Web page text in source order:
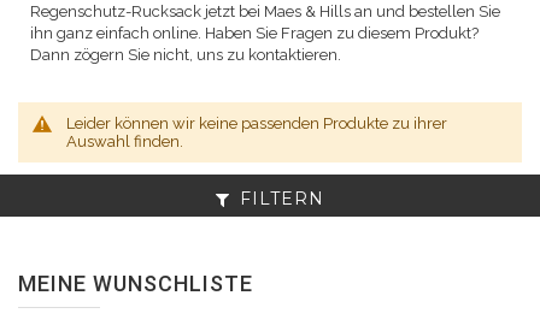
Regenschutz-Rucksack jetzt bei Maes & Hills an und bestellen Sie
ihn ganz einfach online. Haben Sie Fragen zu diesem Produkt?
Dann zögern Sie nicht, uns zu kontaktieren.
Leider können wir keine passenden Produkte zu ihrer
Auswahl finden.
FILTERN
MEINE WUNSCHLISTE